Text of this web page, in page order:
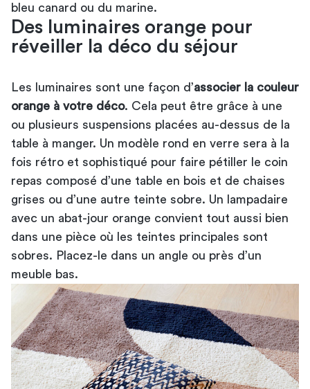
bleu canard ou du marine.
Des luminaires orange pour
réveiller la déco du séjour
Les luminaires sont une façon d’associer la couleur
orange à votre déco. Cela peut être grâce à une
ou plusieurs suspensions placées au-dessus de la
table à manger. Un modèle rond en verre sera à la
fois rétro et sophistiqué pour faire pétiller le coin
repas composé d’une table en bois et de chaises
grises ou d’une autre teinte sobre. Un lampadaire
avec un abat-jour orange convient tout aussi bien
dans une pièce où les teintes principales sont
sobres. Placez-le dans un angle ou près d’un
meuble bas.